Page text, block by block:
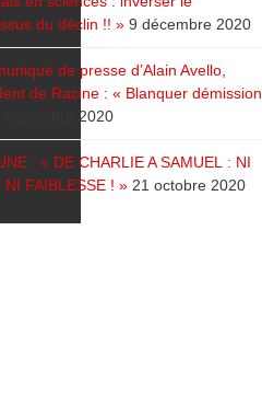
du déclin !! » 9 décembre 2020
de presse d’Alain Avello,
de Racine : « Blanquer démission
novembre 2020
: « DE CHARLIE A SAMUEL : NI
NI FAIBLESSE ! » 21 octobre 2020